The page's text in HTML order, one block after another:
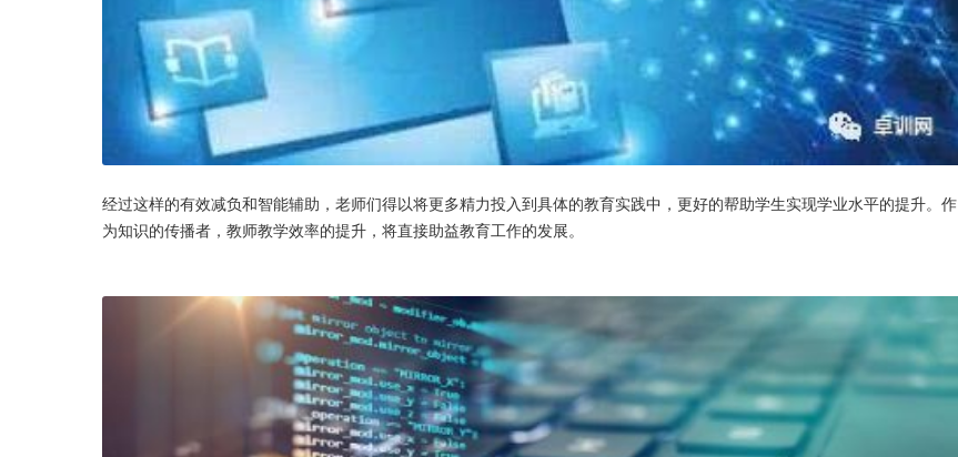
经过这样的有效减负和智能辅助，老师们得以将更多精力投入到具体的教育实践中，更好的帮助学生实现学业水平的提升。作
为知识的传播者，教师教学效率的提升，将直接助益教育工作的发展。